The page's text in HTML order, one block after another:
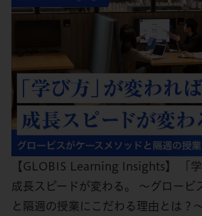
【GLOBIS Learning Insights】 「学
成長スピードが変わる。 〜グロービ
と隔週の授業にこだわる理由とは？